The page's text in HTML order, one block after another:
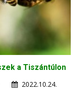
a Tiszántúlon
2022.10.24.